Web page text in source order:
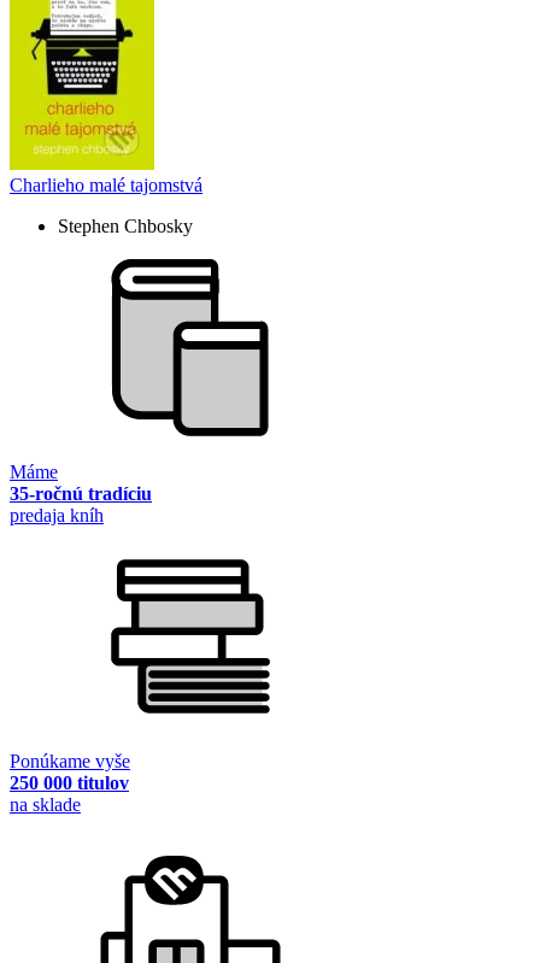
Charlieho malé tajomstvá
Stephen Chbosky
Máme
35-ročnú tradíciu
predaja kníh
Ponúkame vyše
250 000 titulov
na sklade